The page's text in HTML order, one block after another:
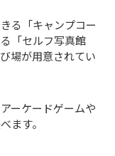
る「キャンプコー
「セルフ写真館
場が用意されてい
ーケードゲームや
ます。